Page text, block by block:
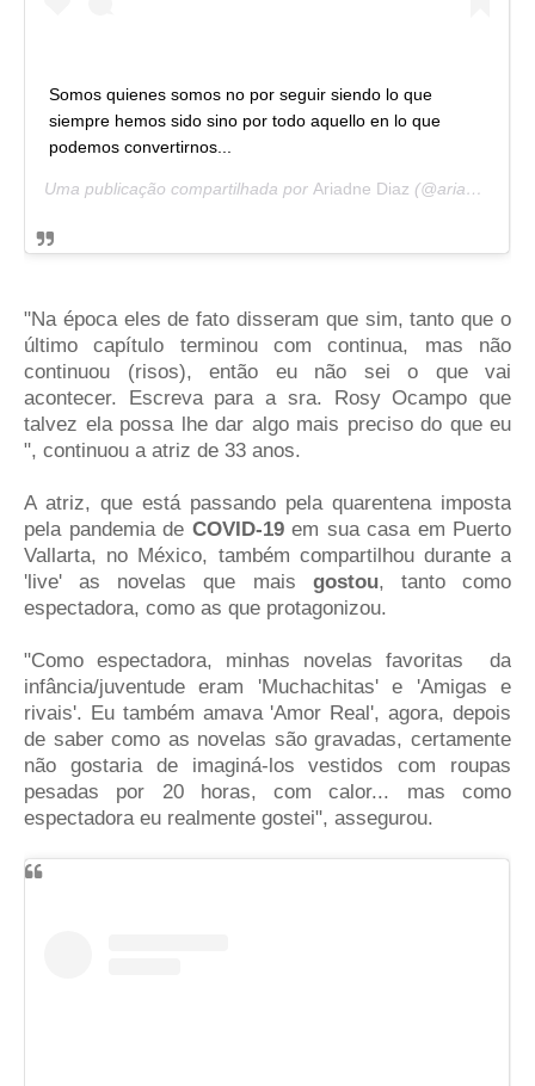
Somos quienes somos no por seguir siendo lo que
siempre hemos sido sino por todo aquello en lo que
podemos convertirnos...
Uma publicação compartilhada por Ariadne Diaz (@ariadne_diaz) em
"Na época eles de fato disseram que sim, tanto que o
último capítulo terminou com continua, mas não
continuou (risos), então eu não sei o que vai
acontecer. Escreva para a sra. Rosy Ocampo que
talvez ela possa lhe dar algo mais preciso do que eu
", continuou a atriz de 33 anos.
A atriz, que está passando pela quarentena imposta
pela pandemia de COVID-19em sua casa em Puerto
Vallarta, no México, também compartilhou durante a
'live' as novelas que mais gostou, tanto como
espectadora, como as que protagonizou.
"Como espectadora, minhas novelas favoritas da
infância/juventude eram 'Muchachitas' e 'Amigas e
rivais'. Eu também amava 'Amor Real', agora, depois
de saber como as novelas são gravadas, certamente
não gostaria de imaginá-los vestidos com roupas
pesadas por 20 horas, com calor... mas como
espectadora eu realmente gostei", assegurou.